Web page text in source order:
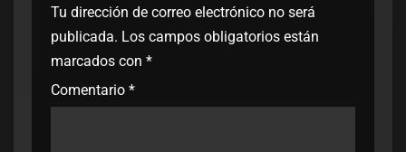
Tu dirección de correo electrónico no será
publicada. Los campos obligatorios están
marcados con *
Comentario *